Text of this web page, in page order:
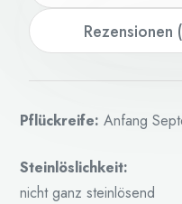
Rezensionen
Pflückreife: Anfang
Steinlöslichkeit:
nicht ganz steinlösend